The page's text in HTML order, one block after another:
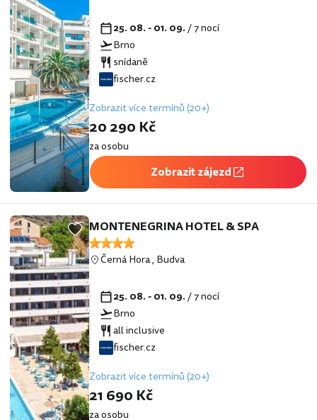
25. 08. - 01. 09./ 7 nocí
Brno
snídaně
fischer.cz
Zobrazit více termínů (20+)
20 290 Kč
za osobu
Zobrazit zájezd
MONTENEGRINA HOTEL & SPA
Černá Hora, Budva
25. 08. - 01. 09./ 7 nocí
Brno
all inclusive
fischer.cz
Zobrazit více termínů (20+)
21 690 Kč
za osobu